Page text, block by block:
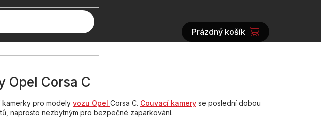
NÁKUPNÍ
Prázdný košík
Opel Corsa C
pro modely vozu Opel Corsa C. Couvací kamery se poslední dobou
naprosto nezbytným pro bezpečné zaparkování.